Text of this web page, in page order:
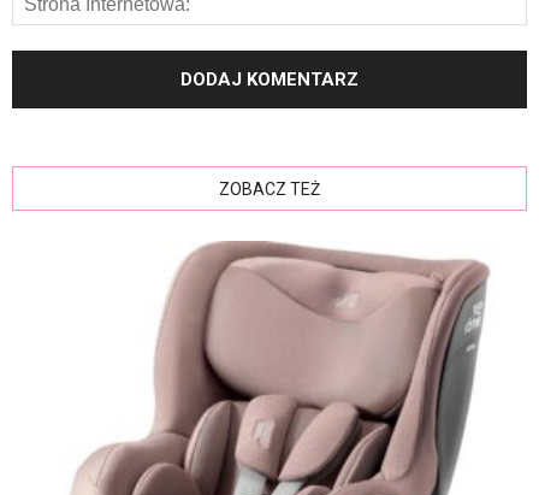
ZOBACZ TEŻ